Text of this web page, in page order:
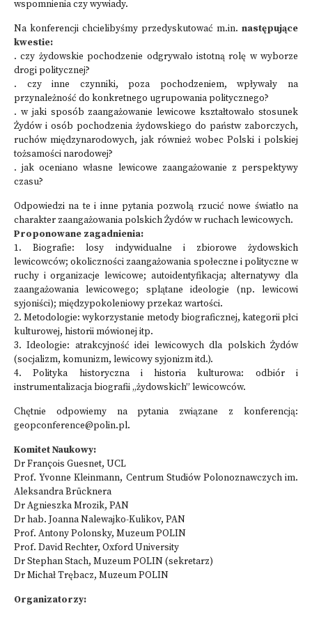
wspomnienia czy wywiady.
Na konferencji chcielibyśmy przedyskutować m.in. następujące
kwestie:
. czy żydowskie pochodzenie odgrywało istotną rolę w wyborze
drogi politycznej?
. czy inne czynniki, poza pochodzeniem, wpływały na
przynależność do konkretnego ugrupowania politycznego?
. w jaki sposób zaangażowanie lewicowe kształtowało stosunek
Żydów i osób pochodzenia żydowskiego do państw zaborczych,
ruchów międzynarodowych, jak również wobec Polski i polskiej
tożsamości narodowej?
. jak oceniano własne lewicowe zaangażowanie z perspektywy
czasu?
Odpowiedzi na te i inne pytania pozwolą rzucić nowe światło na
charakter zaangażowania polskich Żydów w ruchach lewicowych.
Proponowane zagadnienia:
1. Biografie: losy indywidualne i zbiorowe żydowskich
lewicowców; okoliczności zaangażowania społeczne i polityczne w
ruchy i organizacje lewicowe; autoidentyfikacja; alternatywy dla
zaangażowania lewicowego; splątane ideologie (np. lewicowi
syjoniści); międzypokoleniowy przekaz wartości.
2. Metodologie: wykorzystanie metody biograficznej, kategorii płci
kulturowej, historii mówionej itp.
3. Ideologie: atrakcyjność idei lewicowych dla polskich Żydów
(socjalizm, komunizm, lewicowy syjonizm itd.).
4. Polityka historyczna i historia kulturowa: odbiór i
instrumentalizacja biografii „żydowskich” lewicowców.
Chętnie odpowiemy na pytania związane z konferencją:
geopconference@polin.pl.
Komitet Naukowy:
Dr François Guesnet, UCL
Prof. Yvonne Kleinmann, Centrum Studiów Polonoznawczych im.
Aleksandra Brücknera
Dr Agnieszka Mrozik, PAN
Dr hab. Joanna Nalewajko-Kulikov, PAN
Prof. Antony Polonsky, Muzeum POLIN
Prof. David Rechter, Oxford University
Dr Stephan Stach, Muzeum POLIN (sekretarz)
Dr Michał Trębacz, Muzeum POLIN
Organizatorzy: